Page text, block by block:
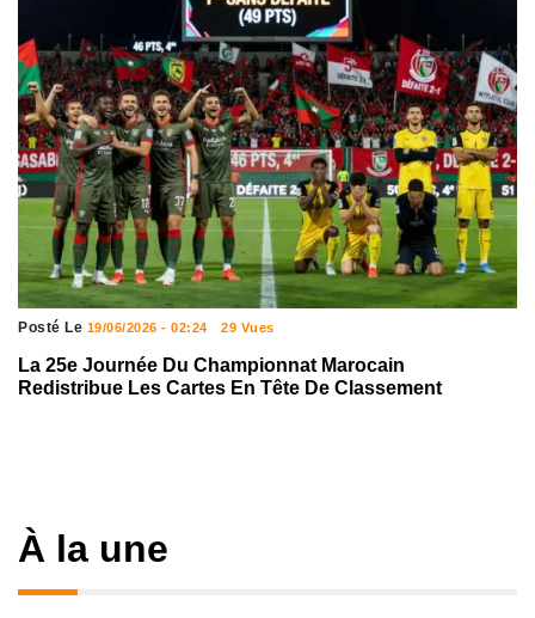
Posté Le 19/06/2026 - 02:24 29 Vues
La 25e Journée Du Championnat Marocain
Redistribue Les Cartes En Tête De Classement
À la une